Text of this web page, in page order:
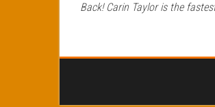
Back! Carin Taylor is the